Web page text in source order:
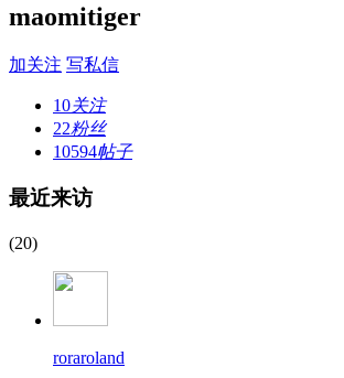
maomitiger
加关注 写私信
10关注
22粉丝
10594帖子
最近来访
(20)
roraroland